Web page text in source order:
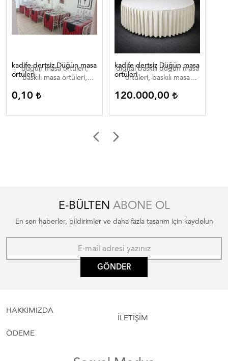
kadife dertsiz Düğün masa
örtüleri
düğün masa örtüleri,
baskılı masa örtüleri,
düğün masa örtüleri
0,10
kadife dertsiz Düğün masa
örtüleri
digital baskılı düğün masa
örtüleri, baskılı masa
örtüleri , düğün masa
ortuleri
120.000,00
E-BÜLTEN ABONE OL
En son haberler, bildirimler ve daha fazla tasarım için kaydolun
GÖNDER
HAKKIMIZDA
ÖDEME
İLETİŞİM